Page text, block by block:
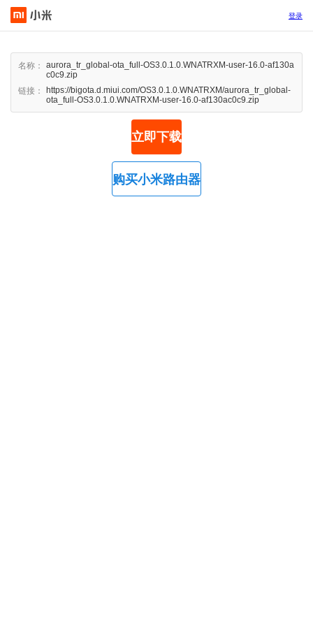
登录
名称：
aurora_tr_global-ota_full-OS3.0.1.0.WNATRXM-user-16.0-af130a
c0c9.zip
链接：
https://bigota.d.miui.com/OS3.0.1.0.WNATRXM/aurora_tr_global-
ota_full-OS3.0.1.0.WNATRXM-user-16.0-af130ac0c9.zip
立即下载
购买小米路由器